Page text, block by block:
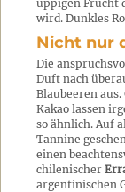
üppigen Frucht
wird. Dunkles
Nicht nur
Die
Duft nach
Blaubeeren
Kakao lassen
so ähnlich. Auf
Tannine
einen
chilenischer
argentinischen